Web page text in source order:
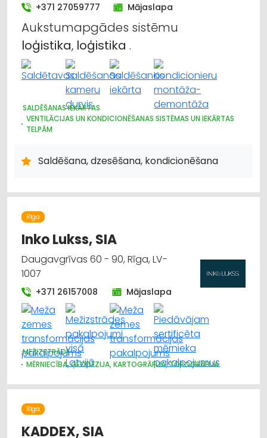
+371 27059777 Mājaslapa
Aukstumapgādes sistēmu
loģistika, loģistika .
SALDĒŠANAS IEKĀRTAS
VENTILĀCIJAS UN KONDICIONĒŠANAS SISTĒMAS UN IEKĀRTAS
TELPĀM
SILTUMTEHNIKA, APKURES IEKĀRTAS
SILTUMAPGĀDE UN SILTUMTĪKLI
Saldēšana, dzesēšana, kondicionēšana
Rīga
Inko Lukss, SIA
Daugavgrīvas 60 - 90, Rīga, LV-
1007
+371 26157008 Mājaslapa
MEŽIZSTRĀDE
MĒRNIECĪBA, ĢEODĒZIJA, KARTOGRĀFIJA, TOPOGRĀFIJA
Rīga
KADDEX, SIA